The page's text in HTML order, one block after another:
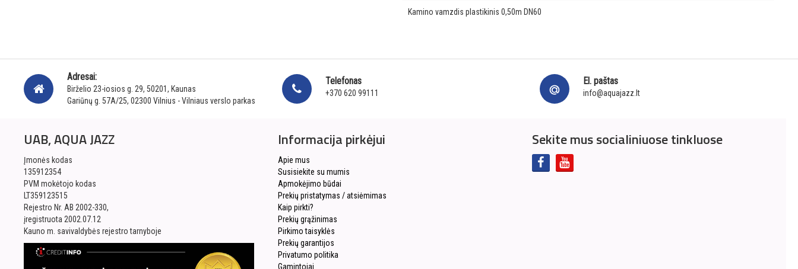
Kamino vamzdis plastikinis 0,50m DN60
Adresai:
Birželio 23-iosios g. 29, 50201, Kaunas
Gariūnų g. 57A/25, 02300 Vilnius - Vilniaus verslo parkas
Telefonas
+370 620 99111
El. paštas
info@aquajazz.lt
UAB, AQUA JAZZ
Įmonės kodas
135912354
PVM mokėtojo kodas
LT359123515
Rejestro Nr. AB 2002-330,
įregistruota 2002.07.12
Kauno m. savivaldybės rejestro tarnyboje
Informacija pirkėjui
Apie mus
Susisiekite su mumis
Apmokėjimo būdai
Prekių pristatymas / atsiėmimas
Kaip pirkti?
Prekių grąžinimas
Pirkimo taisyklės
Prekių garantijos
Privatumo politika
Gamintojai
Sekite mus socialiniuose tinkluose